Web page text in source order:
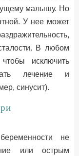
малышу. Но
У нее может
В любом
исключить
лечение и
синусит).
не
или острым